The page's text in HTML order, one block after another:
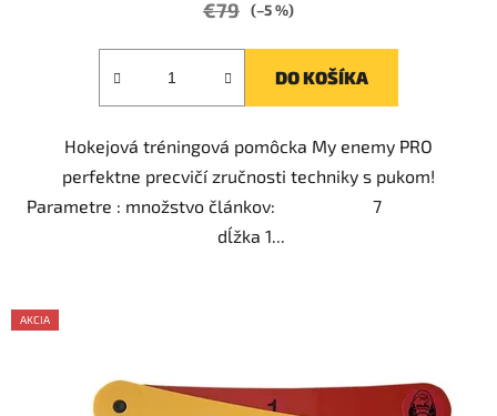
€79 (–5 %)
DO KOŠÍKA
Hokejová tréningová pomôcka My enemy PRO
perfektne precvičí zručnosti techniky s pukom!
Parametre : množstvo článkov: 7
dĺžka 1...
AKCIA